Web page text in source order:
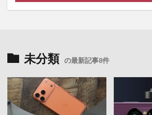
未分類 の最新記事8件